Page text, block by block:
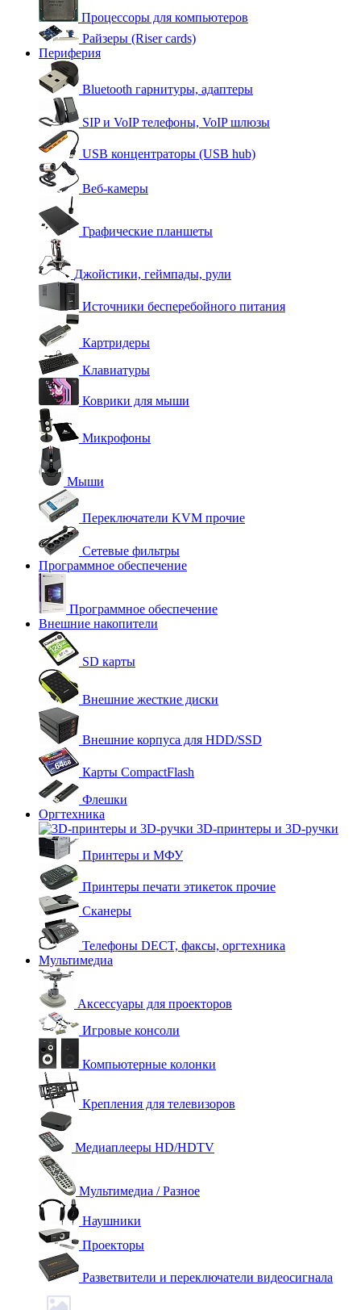
Процессоры для компьютеров
Райзеры (Riser cards)
Периферия
Bluetooth гарнитуры, адаптеры
SIP и VoIP телефоны, VoIP шлюзы
USB концентраторы (USB hub)
Веб-камеры
Графические планшеты
Джойстики, геймпады, рули
Источники бесперебойного питания
Картридеры
Клавиатуры
Коврики для мыши
Микрофоны
Мыши
Переключатели KVM прочие
Сетевые фильтры
Программное обеспечение
Программное обеспечение
Внешние накопители
SD карты
Внешние жесткие диски
Внешние корпуса для HDD/SSD
Карты CompactFlash
Флешки
Оргтехника
3D-принтеры и 3D-ручки
Принтеры и МФУ
Принтеры печати этикеток прочие
Сканеры
Телефоны DECT, факсы, оргтехника
Мультимедиа
Аксессуары для проекторов
Игровые консоли
Компьютерные колонки
Крепления для телевизоров
Медиаплееры HD/HDTV
Мультимедиа / Разное
Наушники
Проекторы
Разветвители и переключатели видеосигнала